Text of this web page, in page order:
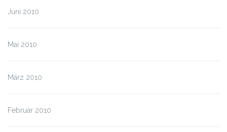
Juni 2010
Mai 2010
März 2010
Februar 2010